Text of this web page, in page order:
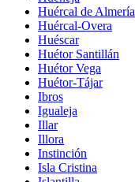
Huércal de Almería
Huércal-Overa
Huéscar
Huétor Santillán
Huétor Vega
Huétor-Tájar
Ibros
Igualeja
Illar
Illora
Instinción
Isla Cristina